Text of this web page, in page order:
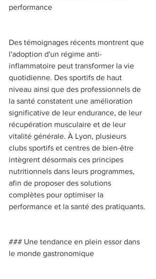
performance
Des témoignages récents montrent que
l'adoption d'un régime anti-
inflammatoire peut transformer la vie
quotidienne. Des sportifs de haut
niveau ainsi que des professionnels de
la santé constatent une amélioration
significative de leur endurance, de leur
récupération musculaire et de leur
vitalité générale. À Lyon, plusieurs
clubs sportifs et centres de bien-être
intègrent désormais ces principes
nutritionnels dans leurs programmes,
afin de proposer des solutions
complètes pour optimiser la
performance et la santé des pratiquants.
### Une tendance en plein essor dans
le monde gastronomique